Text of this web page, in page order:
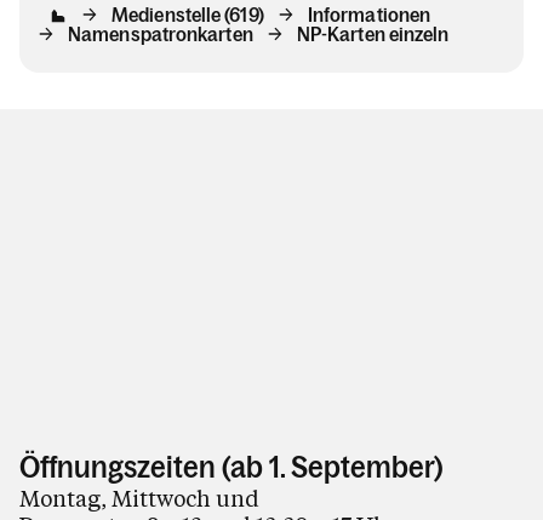
Medienstelle (619)
Informationen
Namenspatronkarten
NP-Karten einzeln
Öffnungszeiten (ab 1. September)
Montag, Mittwoch und